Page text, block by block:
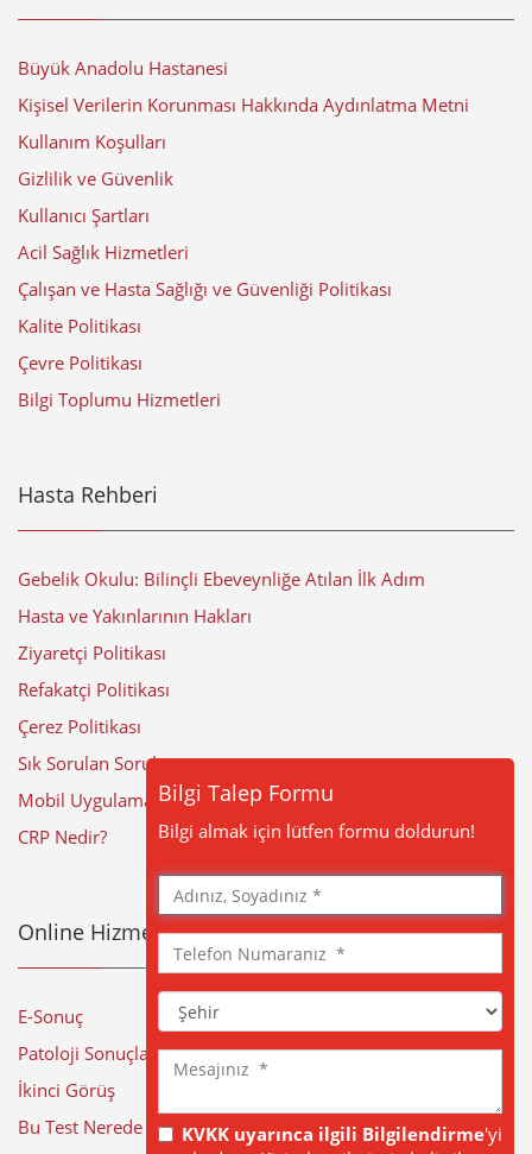
Bilgi Talep Formu
Bilgi almak için lütfen formu doldurun!
Adınız,
Soyadınız
Telefon
Numaranız
Şehir
Mesajınız
KVKK uyarınca ilgili Bilgilendirme'yi
Büyük Anadolu Hastanesi
Kişisel Verilerin Korunması Hakkında Aydınlatma Metni
Kullanım Koşulları
Gizlilik ve Güvenlik
Kullanıcı Şartları
Acil Sağlık Hizmetleri
Çalışan ve Hasta Sağlığı ve Güvenliği Politikası
Kalite Politikası
Çevre Politikası
Bilgi Toplumu Hizmetleri
Hasta Rehberi
Gebelik Okulu: Bilinçli Ebeveynliğe Atılan İlk Adım
Hasta ve Yakınlarının Hakları
Ziyaretçi Politikası
Refakatçi Politikası
Çerez Politikası
Sık Sorulan Sorular
Mobil Uygulama
CRP Nedir?
Online Hizmetler
E-Sonuç
Patoloji Sonuçları
İkinci Görüş
Bu Test Nerede Yapılıyor?